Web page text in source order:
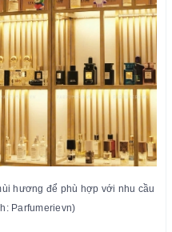
hương để phù hợp với nhu cầu
Parfumerievn)